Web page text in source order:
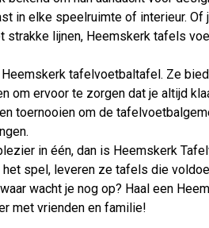
in elke speelruimte of interieur. Of
lijnen, Heemskerk tafels
tafelvoetbaltafel. Ze
om ervoor te zorgen dat je altijd
toernooien om de
in één, dan is Heemskerk
spel, leveren ze tafels die
wacht je nog op? Haal een
met vrienden en familie!